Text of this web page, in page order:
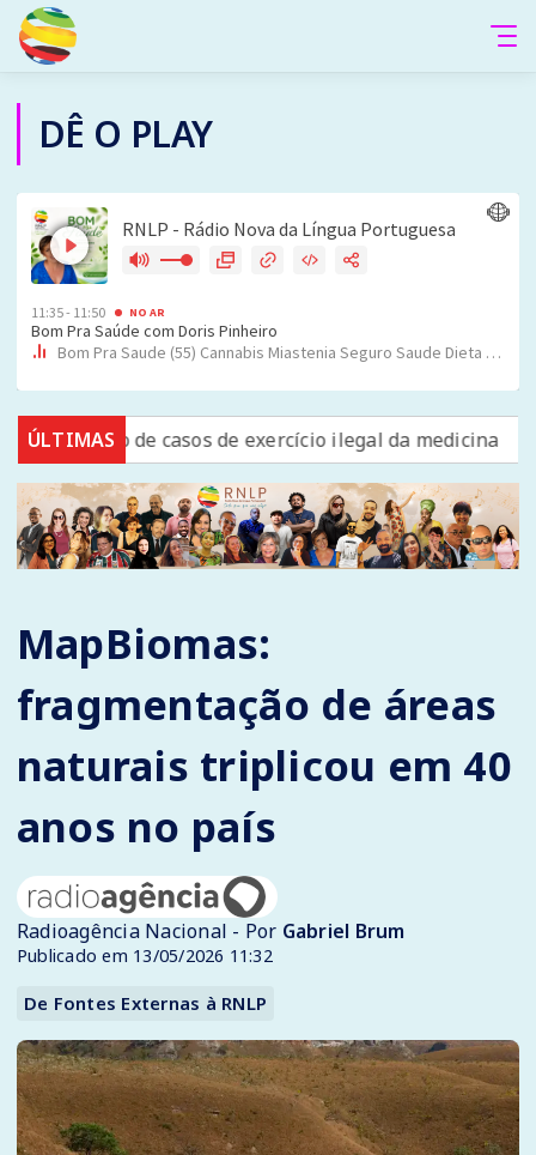
DÊ O PLAY
ÚLTIMAS
terço de casos de exercício ilegal da medicina Lei
MapBiomas:
fragmentação de áreas
naturais triplicou em 40
anos no país
Radioagência Nacional - Por Gabriel Brum
Publicado em 13/05/2026 11:32
De Fontes Externas à RNLP